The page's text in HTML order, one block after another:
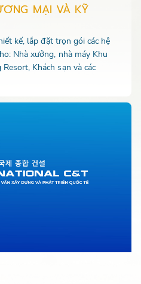
MẠI VÀ KỸ
kế, lắp đặt trọn gói các hệ
Nhà xưởng, nhà máy Khu
Khách sạn và các